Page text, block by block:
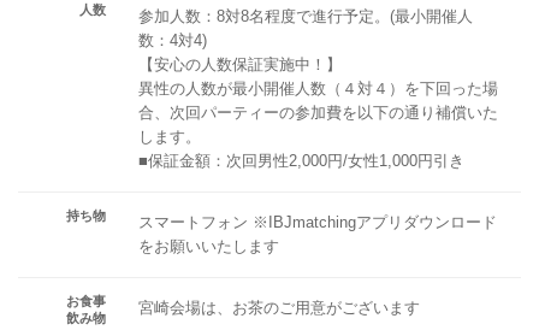
人数
参加人数：8対8名程度で進行予定。(最小開催人
数：4対4)
【安心の人数保証実施中！】
異性の人数が最小開催人数（４対４）を下回った場
合、次回パーティーの参加費を以下の通り補償いた
します。
■保証金額：次回男性2,000円/女性1,000円引き
持ち物
スマートフォン ※IBJmatchingアプリダウンロード
をお願いいたします
お食事
飲み物
宮崎会場は、お茶のご用意がございます